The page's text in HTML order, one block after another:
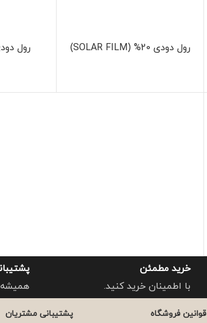
رول دودی 20% (SOLAR FILM)
خرید مطمئن
با اطمینان خرید کنید.
پشتیبانی
قوانین فروشگاه پشتیبانی مشتریان